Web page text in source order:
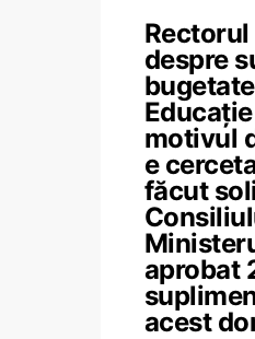
Rectorul
despre
motivul
e
făcut
aprobat
acest